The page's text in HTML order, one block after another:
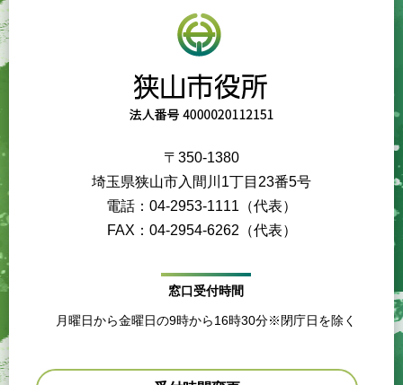
〒350-1380
埼玉県狭山市入間川1丁目23番5号
電話：04-2953-1111（代表）
FAX：04-2954-6262（代表）
窓口受付時間
月曜日から金曜日の9時から16時30分※閉庁日を除く